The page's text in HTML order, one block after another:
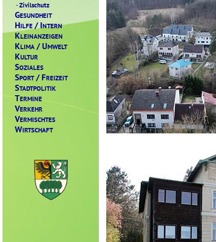
·Zivilschutz
GESUNDHEIT
HILFE / INTERN
KLEINANZEIGEN
KLIMA / UMWELT
KULTUR
SOZIALES
SPORT/ FREIZEIT
STADTPOLITIK
TERMINE
VERKEHR
VERMISCHTES
WIRTSCHAFT